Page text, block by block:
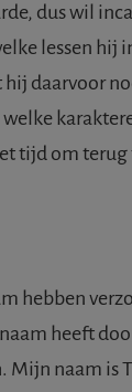
dus wil
lessen hij
daarvoor
tijd om terug
hebben
heeft
Mijn naam is